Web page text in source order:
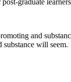
graduate
and
substance will seem.